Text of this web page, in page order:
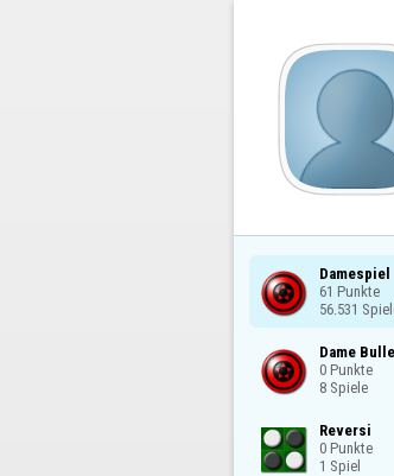
Damespiel
61 Punkte
56.531
Dame
0 Punkte
8 Spiele
Reversi
0 Punkte
1 Spiel